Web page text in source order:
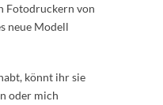
Fotodruckern von
neue Modell
könnt ihr sie
oder mich